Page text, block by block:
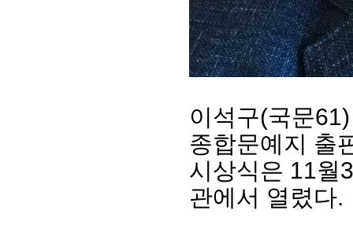
이석구(국문
종합문예지 출
시상식은 11월
관에서 열렸다.